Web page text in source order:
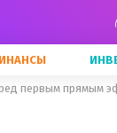
первым прямым